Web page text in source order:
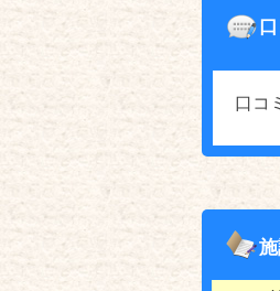
口コ